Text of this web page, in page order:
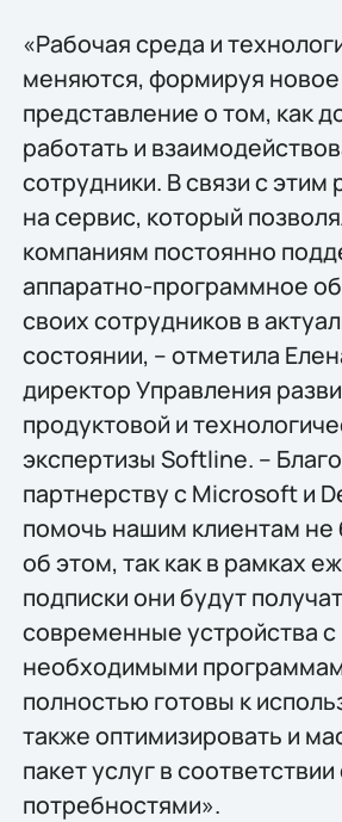
«Рабочая среда и
меняются, формируя новое
представление о том, как
работать и
сотрудники. В связи с этим
на сервис, который
компаниям постоянно
аппаратно-программное
своих сотрудников в
состоянии, – отметила
директор Управления
продуктовой и
экспертизы Softline. –
партнерству с Microsoft и
помочь нашим клиентам не
об этом, так как в рамках
подписки они будут
современные устройства с
необходимыми
полностью готовы к
также оптимизировать и
пакет услуг в
потребностями».